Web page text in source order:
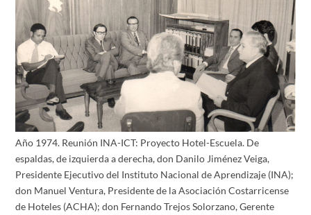
Año 1974. Reunión INA-ICT: Proyecto Hotel-Escuela. De
espaldas, de izquierda a derecha, don Danilo Jiménez Veiga,
Presidente Ejecutivo del Instituto Nacional de Aprendizaje (INA);
don Manuel Ventura, Presidente de la Asociación Costarricense
de Hoteles (ACHA); don Fernando Trejos Solorzano, Gerente